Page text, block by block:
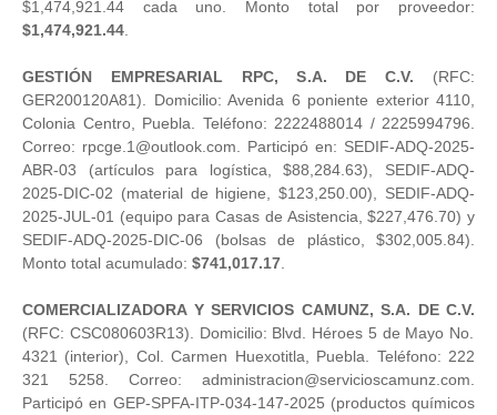
$1,474,921.44 cada uno. Monto total por proveedor:
$1,474,921.44
GESTIÓN EMPRESARIAL RPC, S.A. DE C.V. (RFC:
GER200120A81). Domicilio: Avenida 6 poniente exterior 4110,
Colonia Centro, Puebla. Teléfono: 2222488014 / 2225994796.
Correo: rpcge.1@outlook.com. Participó en: SEDIF-ADQ-2025-
ABR-03 (artículos para logística, $88,284.63), SEDIF-ADQ-
2025-DIC-02 (material de higiene, $123,250.00), SEDIF-ADQ-
2025-JUL-01 (equipo para Casas de Asistencia, $227,476.70) y
SEDIF-ADQ-2025-DIC-06 (bolsas de plástico, $302,005.84).
Monto total acumulado: $741,017.17
COMERCIALIZADORA Y SERVICIOS CAMUNZ, S.A. DE C.V.
(RFC: CSC080603R13). Domicilio: Blvd. Héroes 5 de Mayo No.
4321 (interior), Col. Carmen Huexotitla, Puebla. Teléfono: 222
321 5258. Correo: administracion@servicioscamunz.com.
Participó en GEP-SPFA-ITP-034-147-2025 (productos químicos